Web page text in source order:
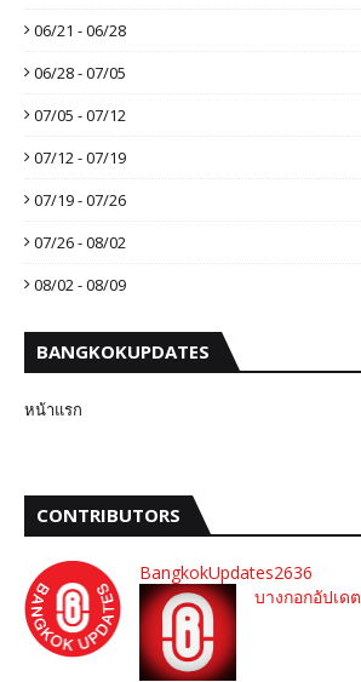
06/21 - 06/28
06/28 - 07/05
07/05 - 07/12
07/12 - 07/19
07/19 - 07/26
07/26 - 08/02
08/02 - 08/09
BANGKOKUPDATES
หน้าแรก
CONTRIBUTORS
BangkokUpdates2636
บางกอกอัปเดต